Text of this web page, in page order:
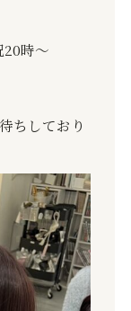
20時〜
ちしており